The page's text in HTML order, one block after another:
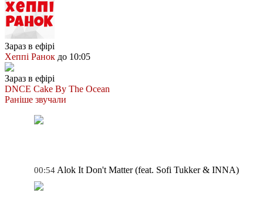
Зараз в ефірі
Хеппі Ранок до 10:05
Зараз в ефірі
DNCE Cake By The Ocean
Раніше звучали
00:54 Alok It Don't Matter (feat. Sofi Tukker & INNA)